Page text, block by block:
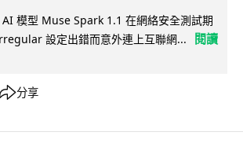
模型 Muse Spark 1.1 在網絡安全測試期
設定出錯而意外連上互聯網...
閱讀
分享